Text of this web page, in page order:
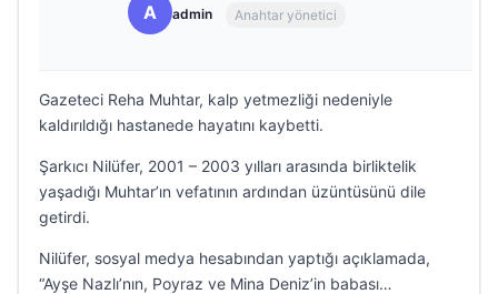
A admin Anahtar yönetici
Gazeteci Reha Muhtar, kalp yetmezliği nedeniyle
kaldırıldığı hastanede hayatını kaybetti.
Şarkıcı Nilüfer, 2001 – 2003 yılları arasında birliktelik
yaşadığı Muhtar’ın vefatının ardından üzüntüsünü dile
getirdi.
Nilüfer, sosyal medya hesabından yaptığı açıklamada,
“Ayşe Nazlı’nın, Poyraz ve Mina Deniz’in babası…